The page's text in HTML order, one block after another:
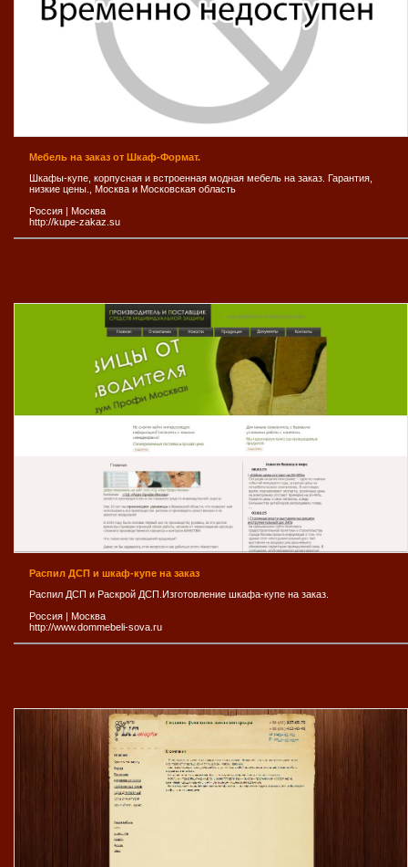
Мебель на заказ от Шкаф-Формат.
Шкафы-купе, корпусная и встроенная модная мебель на заказ. Гарантия,
низкие цены., Москва и Московская область
Россия | Москва
http://kupe-zakaz.su
Распил ДСП и шкаф-купе на заказ
Распил ДСП и Раскрой ДСП.Изготовление шкафа-купе на заказ.
Россия | Москва
http://www.dommebeli-sova.ru